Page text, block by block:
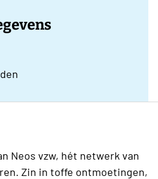
Neos vzw, hét netwerk van
Zin in toffe ontmoetingen,